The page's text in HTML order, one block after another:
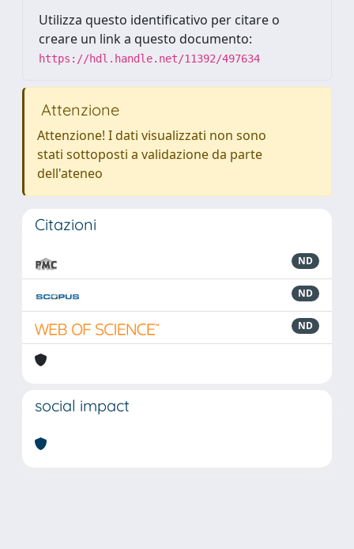
Utilizza questo identificativo per citare o
creare un link a questo documento:
https://hdl.handle.net/11392/497634
Attenzione
Attenzione! I dati visualizzati non sono
stati sottoposti a validazione da parte
dell'ateneo
Citazioni
ND
ND
ND
social impact